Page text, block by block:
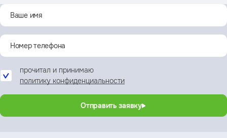
прочитал и принимаю
политику конфиденциальности
Отправить заявку